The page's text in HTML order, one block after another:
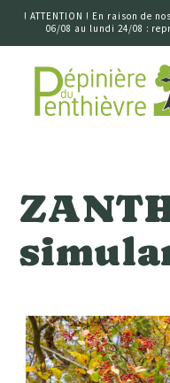
! ATTENTION ! En raison de
06/08 au lundi 24/08 :
Accueil